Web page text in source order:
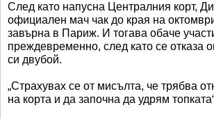
След като напусна Централния корт,
официален мач чак до края на
завърна в Париж. И тогава обаче
преждевременно, след като се отказа
си двубой.
„Страхувах се от мисълта, че трябва
на корта и да започна да удрям